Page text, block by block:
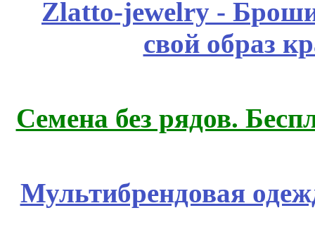
Zlatto-jewelry -
свой образ
Семена без рядов.
Мультибрендовая